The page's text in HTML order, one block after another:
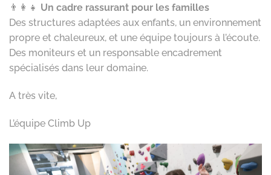
👨‍👩‍👧 Un cadre rassurant pour les familles
Des structures adaptées aux enfants, un environnement
propre et chaleureux, et une équipe toujours à l’écoute.
Des moniteurs et un responsable encadrement
spécialisés dans leur domaine.
A très vite,
L’équipe Climb Up